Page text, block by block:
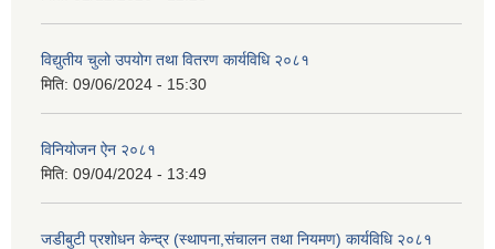
विद्युतीय चुलो उपयोग तथा वितरण कार्यविधि २०८१
मिति: 09/06/2024 - 15:30
विनियोजन ऐन २०८१
मिति: 09/04/2024 - 13:49
जडीबुटी प्रशोधन केन्द्र (स्थापना,संचालन तथा नियमण) कार्यविधि २०८१